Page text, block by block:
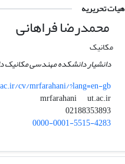
هیات تحریریه
محمدرضا فراهانی
مکانیک
دانشیار دانشکده مهندسی مکانیک
cv/mrfarahani/?lang=en-gb
mrfarahani
ut.ac.ir
02188353893
0000-0001-5515-4283